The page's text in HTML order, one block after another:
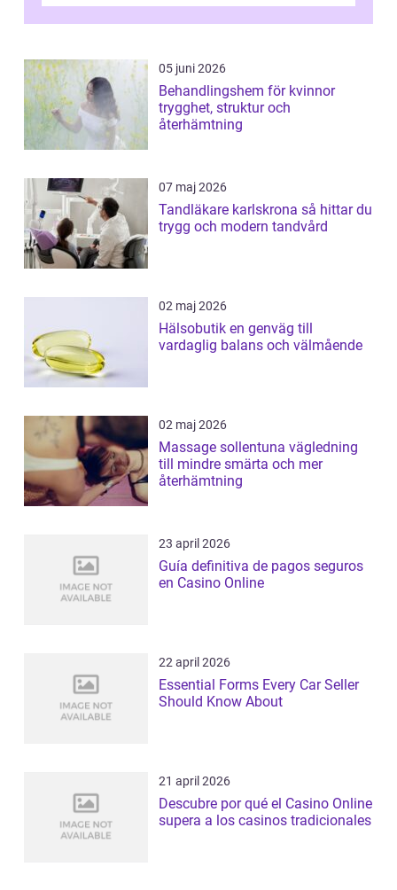
05 juni 2026
Behandlingshem för kvinnor
trygghet, struktur och
återhämtning
07 maj 2026
Tandläkare karlskrona så hittar du
trygg och modern tandvård
02 maj 2026
Hälsobutik en genväg till
vardaglig balans och välmående
02 maj 2026
Massage sollentuna vägledning
till mindre smärta och mer
återhämtning
23 april 2026
Guía definitiva de pagos seguros
en Casino Online
22 april 2026
Essential Forms Every Car Seller
Should Know About
21 april 2026
Descubre por qué el Casino Online
supera a los casinos tradicionales